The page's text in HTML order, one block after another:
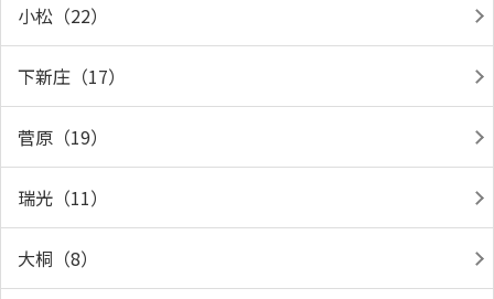
小松（22）
下新庄（17）
菅原（19）
瑞光（11）
大桐（8）